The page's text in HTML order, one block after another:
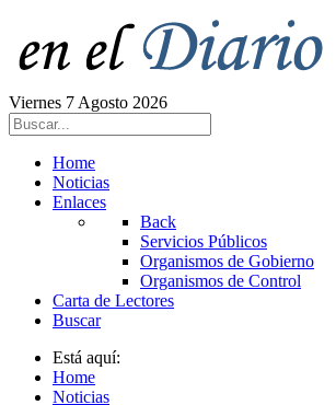
Viernes 7 Agosto 2026
Home
Noticias
Enlaces
Back
Servicios Públicos
Organismos de Gobierno
Organismos de Control
Carta de Lectores
Buscar
Está aquí:
Home
Noticias